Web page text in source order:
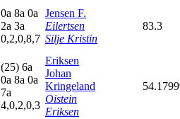
0a 8a 0a
2a 3a
0,2,0,8,7
Jensen F.
Eilertsen
Silje Kristin
83.3
(25) 6a
0a 8a 0a
7a
4,0,2,0,3
Eriksen
Johan
Kringeland
Oistein
Eriksen